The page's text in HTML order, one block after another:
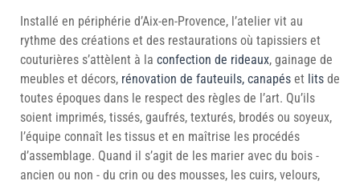
Installé en périphérie d’Aix-en-Provence, l’atelier vit au
rythme des créations et des restaurations où tapissiers et
couturières s’attèlent à la confection de rideaux, gainage de
meubles et décors, rénovation de fauteuils, canapés et lits de
toutes époques dans le respect des règles de l’art. Qu’ils
soient imprimés, tissés, gaufrés, texturés, brodés ou soyeux,
l’équipe connaît les tissus et en maîtrise les procédés
d’assemblage. Quand il s’agit de les marier avec du bois -
ancien ou non - du crin ou des mousses, les cuirs, velours,